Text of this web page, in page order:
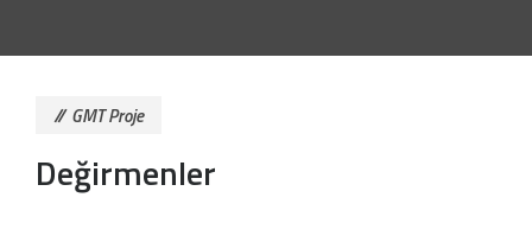
GMT Proje
Değirmenler